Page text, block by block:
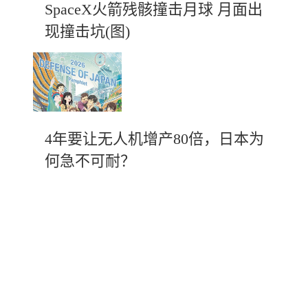
SpaceX火箭残骸撞击月球 月面出
现撞击坑(图)
4年要让无人机增产80倍，日本为
何急不可耐？